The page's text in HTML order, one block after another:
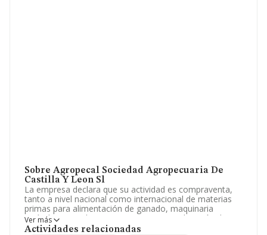
Sobre Agropecal Sociedad Agropecuaria De
Castilla Y Leon Sl
La empresa declara que su actividad es compraventa,
tanto a nivel nacional como internacional de materias
primas para alimentación de ganado, maquinaria
agrícola y ganadera, compra, venta y explotación de
fincas agrícolas y ganaderas y asesoramiento
Ver más
Actividades relacionadas